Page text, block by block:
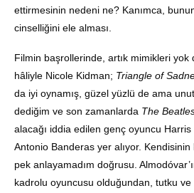
ettirmesinin nedeni ne? Kanımca,
cinselliğini ele alması.
Filmin başrollerinde, artık mimikleri yok
hâliyle Nicole Kidman; Triangle of
da iyi oynamış, güzel yüzlü de ama
dediğim ve son zamanlarda The
alacağı iddia edilen genç oyuncu
Antonio Banderas yer alıyor. Kendisinin
pek anlayamadım doğrusu.
kadrolu oyuncusu olduğundan, tutku